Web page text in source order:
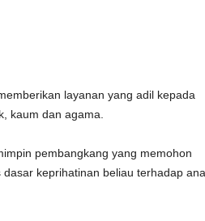
layanan yang adil kepada
kaum dan agama.
pembangkang yang memohon
keprihatinan beliau terhadap